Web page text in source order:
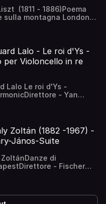
(1811 - 1886)Poema
sulla montagna London
HaitinkPoema
Lalo - Le roi d'Ys -
Violoncello in re
Lalo Le roi d'Ys -
- Yan
in re minPrélude:
Andantino con moto
violoncelloRomanian
- Gabriel Bebeșelea
Zoltán (1882 -1967) -
János-Suite
di
- Fischer
La fiaba ha inizio II.
IV. Battaglia e
della Radio di